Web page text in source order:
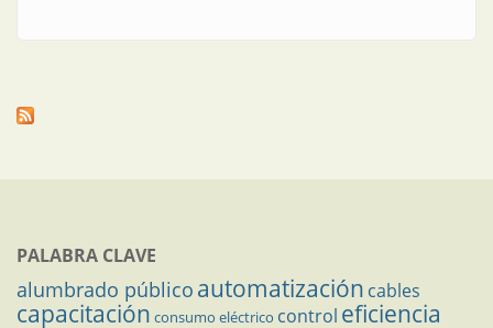
PALABRA CLAVE
alumbrado público automatización cables
capacitación consumo eléctrico control eficiencia